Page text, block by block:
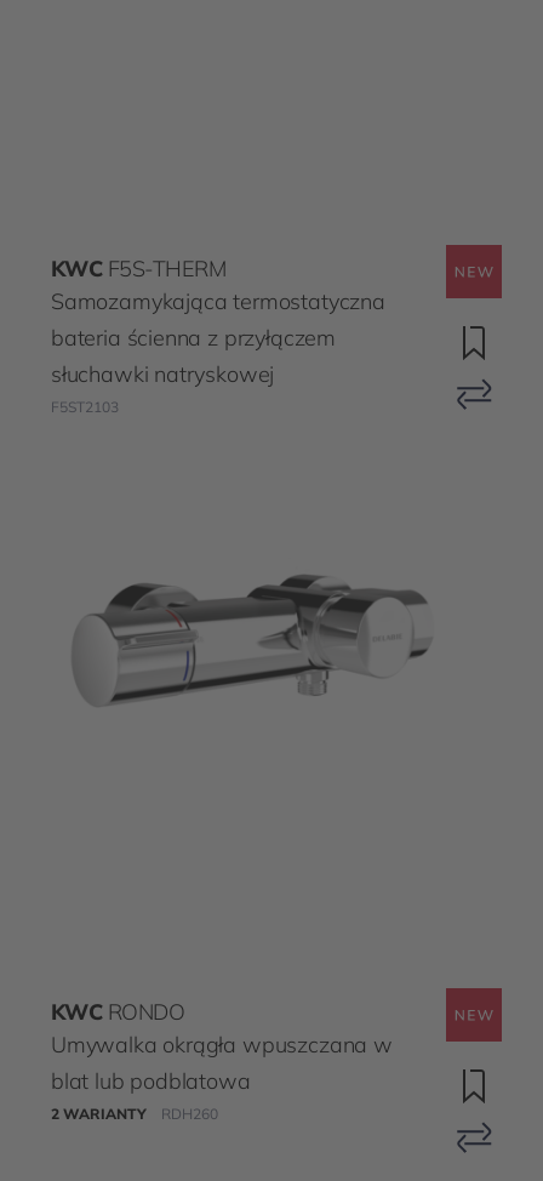
KWC F5S-THERM
Samozamykająca termostatyczna
bateria ścienna z przyłączem
słuchawki natryskowej
F5ST2103
KWC RONDO
Umywalka okrągła wpuszczana w
blat lub podblatowa
2 WARIANTY RDH260